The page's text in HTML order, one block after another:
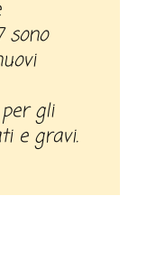
sono
gli
e gravi.